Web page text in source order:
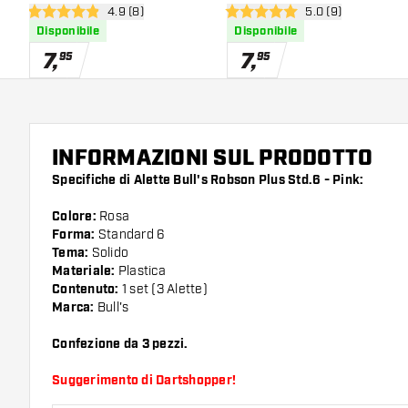
apri pannello recensioni
4.9 stelle di valutazione
4.9 (8)
Disponibile
7,95
apri pannello
5 stelle di valutazione
5.0 (9)
Disponibile
7,95
INFORMAZIONI SUL PRODOTTO
Specifiche di Alette Bull's Robson Plus Std.6 - Pink:
Colore: Rosa
Forma: Standard 6
Tema: Solido
Materiale: Plastica
Contenuto: 1 set (3 Alette)
Marca: Bull's
Confezione da 3 pezzi.
Suggerimento di Dartshopper!